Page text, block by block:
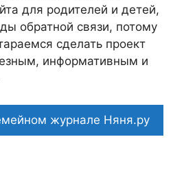
для родителей и детей,
обратной связи, потому
сделать проект
информативным и
журнале Няня.ру